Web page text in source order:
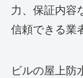
力、保証内容
信頼できる業
ビルの屋上防